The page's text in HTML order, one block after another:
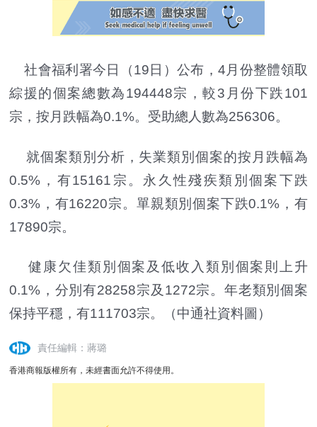
社會福利署今日（19日）公布，4月份整體領取
綜援的個案總數為194448宗，較3月份下跌101
宗，按月跌幅為0.1%。受助總人數為256306。
就個案類別分析，失業類別個案的按月跌幅為
0.5%，有15161宗。永久性殘疾類別個案下跌
0.3%，有16220宗。單親類別個案下跌0.1%，有
17890宗。
健康欠佳類別個案及低收入類別個案則上升
0.1%，分別有28258宗及1272宗。年老類別個案
保持平穩，有111703宗。（中通社資料圖）
責任編輯：蔣璐
香港商報版權所有，未經書面允許不得使用。